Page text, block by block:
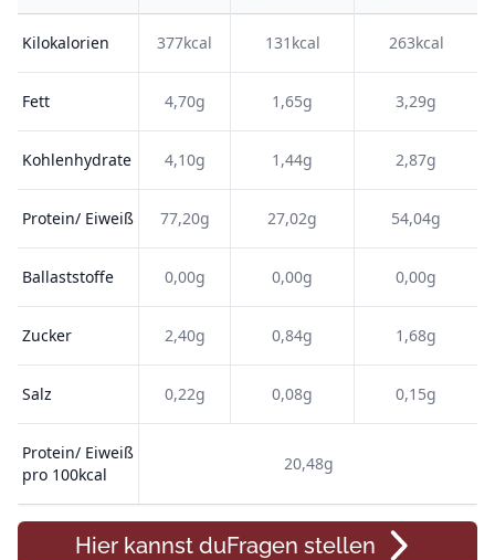
Kilokalorien 377kcal 131kcal 263kcal
Fett 4,70g 1,65g 3,29g
Kohlenhydrate 4,10g 1,44g 2,87g
Protein/ Eiweiß 77,20g 27,02g 54,04g
Ballaststoffe 0,00g 0,00g 0,00g
Zucker 2,40g 0,84g 1,68g
Salz 0,22g 0,08g 0,15g
Protein/ Eiweiß
pro 100kcal
20,48g
Hier kannst duFragen stellen